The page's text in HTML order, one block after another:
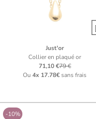
Just'or
Collier en plaqué or
71,10 €79 €
Ou4x 17.78€sans frais
-10%